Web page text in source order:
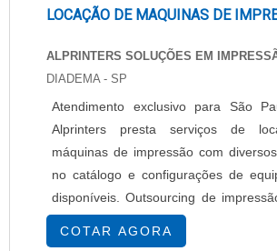
LOCAÇÃO DE MAQUINAS DE
ALPRINTERS SOLUÇÕES EM
DIADEMA - SP
Atendimento exclusivo para São
Alprinters presta serviços de
máquinas de impressão com
no catálogo e configurações de
disponíveis. Outsourcing de
melhores soluções e custos do
as ferramentas mais
COTAR AGORA